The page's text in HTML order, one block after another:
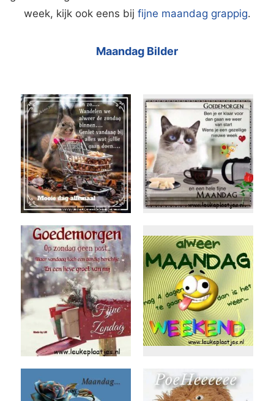
week, kijk ook eens bij fijne maandag grappig.
Maandag Bilder